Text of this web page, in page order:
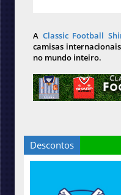
A Classic Football
camisas
no mundo inteiro.
Descontos